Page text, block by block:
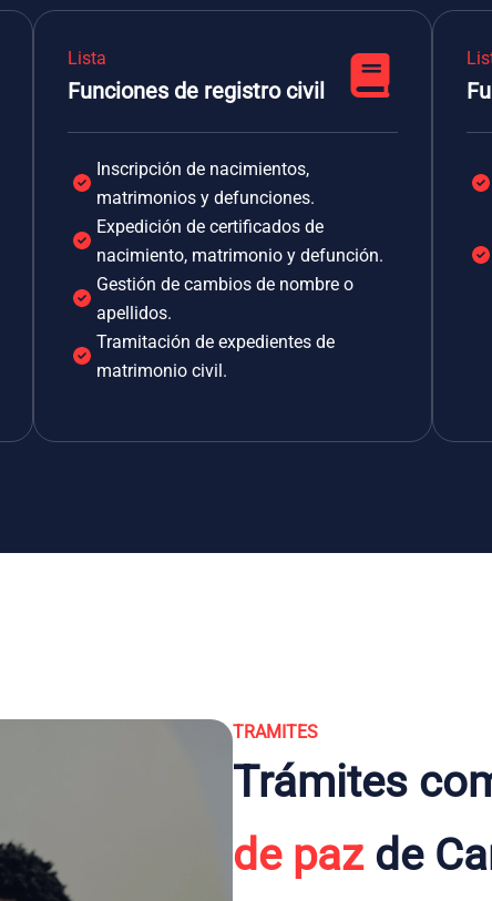
Lista
Funciones de registro civil
Inscripción de nacimientos,
matrimonios y defunciones.
Expedición de certificados de
nacimiento, matrimonio y defunción.
Gestión de cambios de nombre o
apellidos.
Tramitación de expedientes de
matrimonio civil.
TRAMITES
Trámites
de pazde